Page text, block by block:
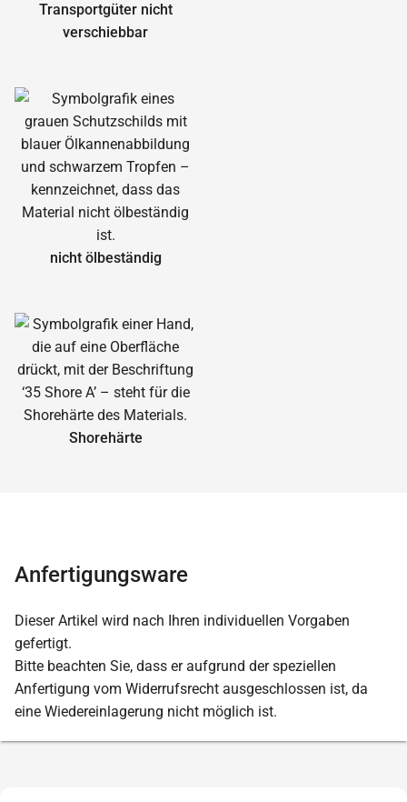
Transportgüter nicht
verschiebbar
nicht ölbeständig
Shorehärte
Anfertigungsware
Dieser Artikel wird nach Ihren individuellen Vorgaben
gefertigt.
Bitte beachten Sie, dass er aufgrund der speziellen
Anfertigung vom Widerrufsrecht ausgeschlossen ist, da
eine Wiedereinlagerung nicht möglich ist.